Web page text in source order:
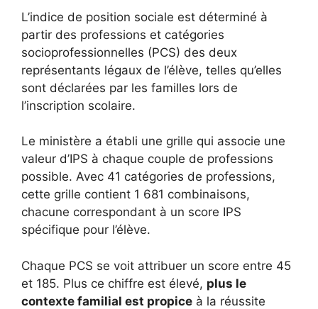
L’indice de position sociale est déterminé à
partir des professions et catégories
socioprofessionnelles (PCS) des deux
représentants légaux de l’élève, telles qu’elles
sont déclarées par les familles lors de
l’inscription scolaire.
Le ministère a établi une grille qui associe une
valeur d’IPS à chaque couple de professions
possible. Avec 41 catégories de professions,
cette grille contient 1 681 combinaisons,
chacune correspondant à un score IPS
spécifique pour l’élève.
Chaque PCS se voit attribuer un score entre 45
et 185. Plus ce chiffre est élevé, plus le
contexte familial est propice à la réussite